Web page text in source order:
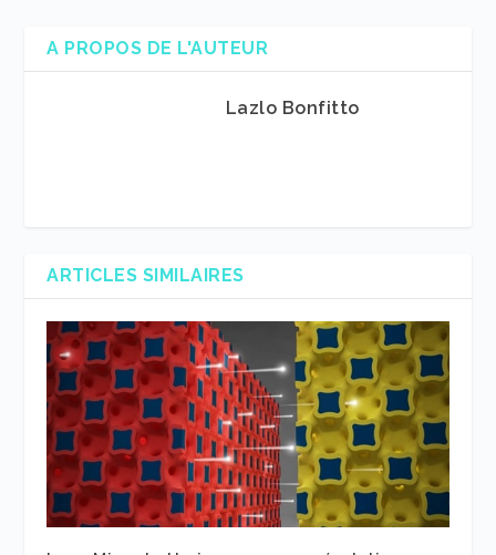
A PROPOS DE L'AUTEUR
Lazlo Bonfitto
ARTICLES SIMILAIRES